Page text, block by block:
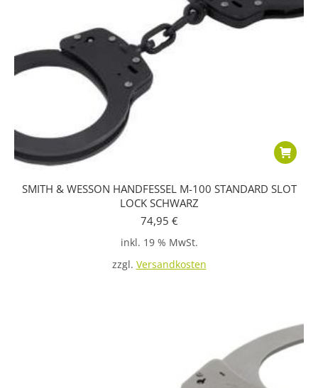
SMITH & WESSON HANDFESSEL M-100 STANDARD SLOT
LOCK SCHWARZ
74,95 €
inkl. 19 % MwSt.
zzgl. Versandkosten